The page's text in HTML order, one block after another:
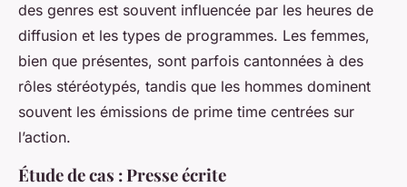
des genres est souvent influencée par les heures de
diffusion et les types de programmes. Les femmes,
bien que présentes, sont parfois cantonnées à des
rôles stéréotypés, tandis que les hommes dominent
souvent les émissions de prime time centrées sur
l’action.
Étude de cas : Presse écrite